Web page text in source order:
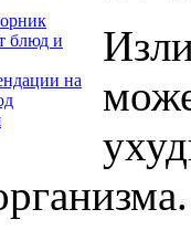
блюд и
на